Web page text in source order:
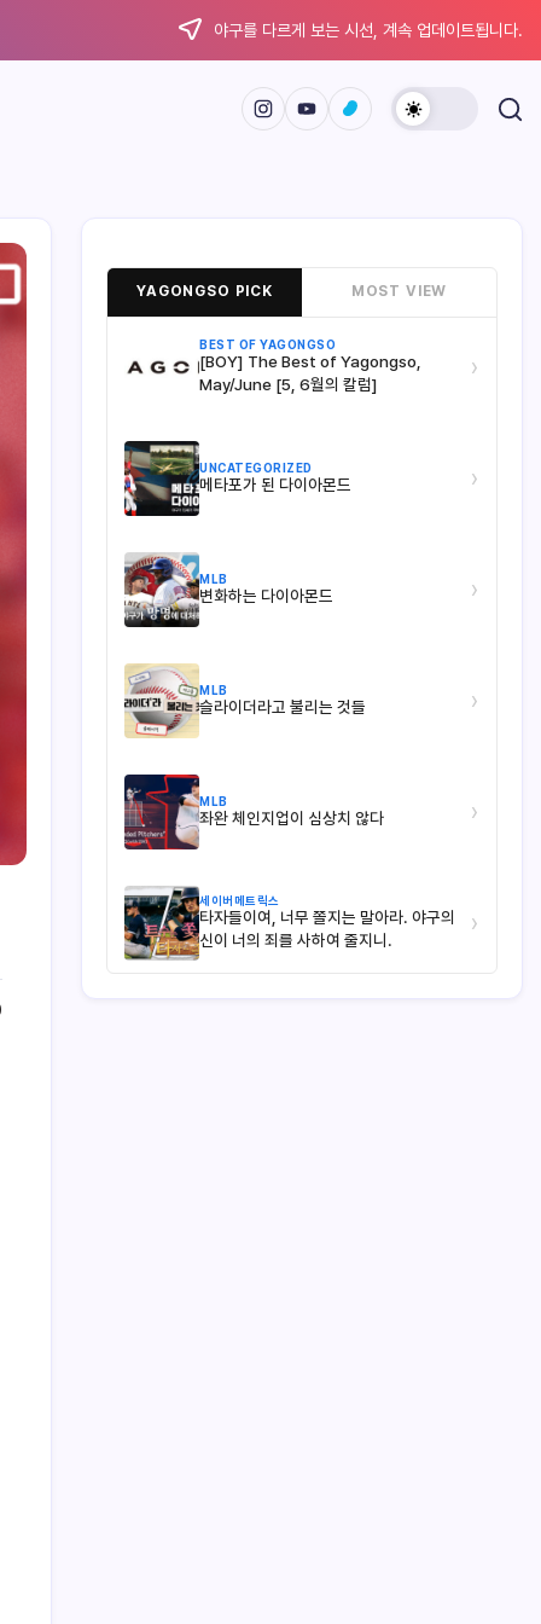
야구를 다르게 보는 시선, 계속 업데이트됩니다.
YAGONGSO PICK MOST VIEW
BEST OF YAGONGSO
[BOY] The Best of Yagongso,
May/June [5, 6월의 칼럼]
›
UNCATEGORIZED
메타포가 된 다이아몬드 ›
MLB
변화하는 다이아몬드 ›
MLB
슬라이더라고 불리는 것들 ›
MLB
좌완 체인지업이 심상치 않다 ›
세이버메트릭스
타자들이여, 너무 쫄지는 말아라. 야구의
신이 너의 죄를 사하여 줄지니.
›